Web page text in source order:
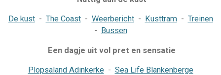
De kust- The Coast- Weerbericht- Kusttram- Treinen
-
Bussen
Een dagje uit vol pret en sensatie
Plopsaland Adinkerke- Sea Life Blankenberge